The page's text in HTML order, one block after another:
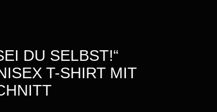
DU SELBST!“
T-SHIRT MIT